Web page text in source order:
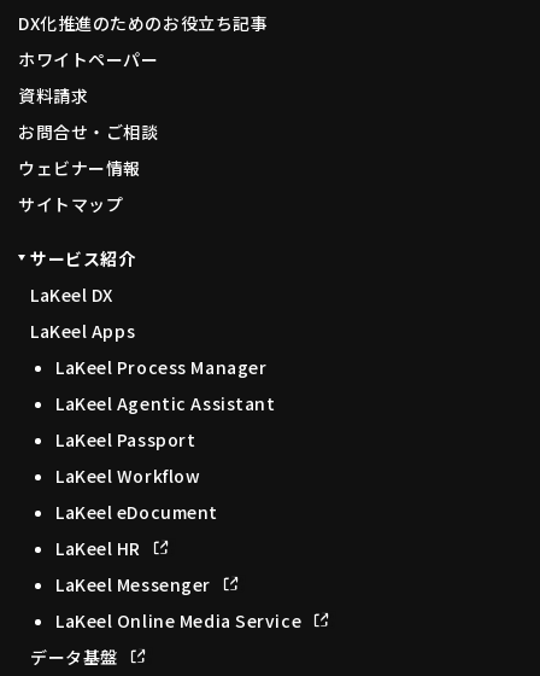
DX化推進のためのお役立ち記事
ホワイトペーパー
資料請求
お問合せ・ご相談
ウェビナー情報
サイトマップ
サービス紹介
LaKeel DX
LaKeel Apps
LaKeel Process Manager
LaKeel Agentic Assistant
LaKeel Passport
LaKeel Workflow
LaKeel eDocument
LaKeel HR
LaKeel Messenger
LaKeel Online Media Service
データ基盤